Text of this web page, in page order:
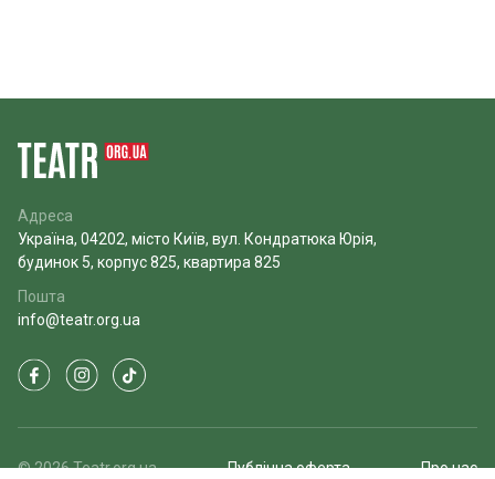
Адреса
Україна, 04202, місто Київ, вул. Кондратюка Юрія,
будинок 5, корпус 825, квартира 825
Пошта
info@teatr.org.ua
© 2026 Teatr.org.ua Публічна оферта Про нас